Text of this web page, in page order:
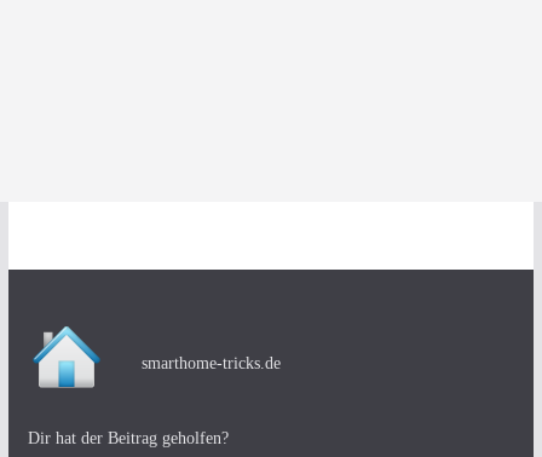
smarthome-tricks.de
Dir hat der Beitrag geholfen?